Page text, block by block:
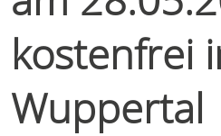
kostenfrei
Wuppertal